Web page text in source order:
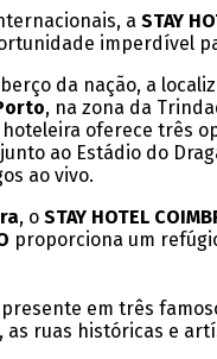
a STAY
imperdível
da nação, a
, na zona da
oferece três
ao Estádio do
ao vivo.
, o STAY HOTEL
proporciona um
presente em três
as ruas históricas e